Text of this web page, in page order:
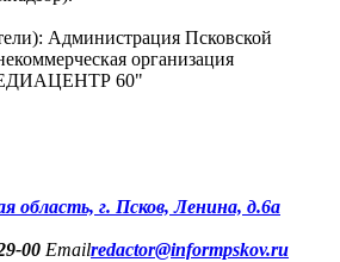
Администрация Псковской
организация
60"
область, г. Псков, Ленина, д.6а
00 Emailredactor@informpskov.ru